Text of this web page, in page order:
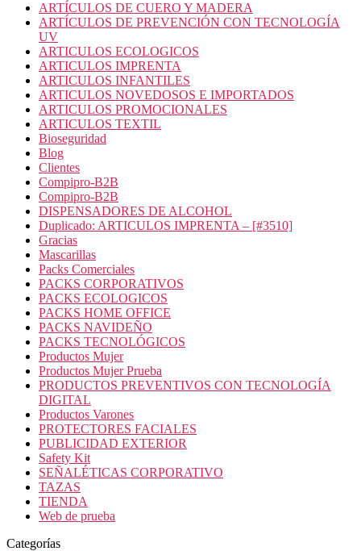
ARTÍCULOS DE CUERO Y MADERA
ARTÍCULOS DE PREVENCIÓN CON TECNOLOGÍA
UV
ARTICULOS ECOLOGICOS
ARTICULOS IMPRENTA
ARTICULOS INFANTILES
ARTICULOS NOVEDOSOS E IMPORTADOS
ARTICULOS PROMOCIONALES
ARTICULOS TEXTIL
Bioseguridad
Blog
Clientes
Compipro-B2B
Compipro-B2B
DISPENSADORES DE ALCOHOL
Duplicado: ARTICULOS IMPRENTA – [#3510]
Gracias
Mascarillas
Packs Comerciales
PACKS CORPORATIVOS
PACKS ECOLOGICOS
PACKS HOME OFFICE
PACKS NAVIDEÑO
PACKS TECNOLÓGICOS
Productos Mujer
Productos Mujer Prueba
PRODUCTOS PREVENTIVOS CON TECNOLOGÍA
DIGITAL
Productos Varones
PROTECTORES FACIALES
PUBLICIDAD EXTERIOR
Safety Kit
SEÑALÉTICAS CORPORATIVO
TAZAS
TIENDA
Web de prueba
Categorías